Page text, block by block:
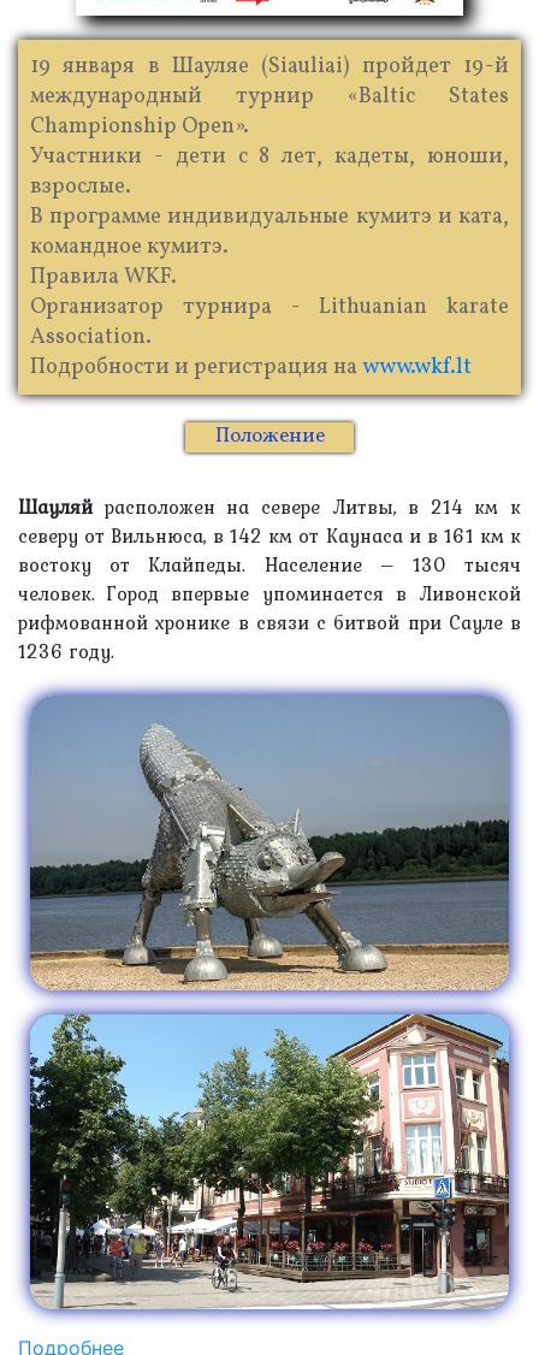
19 января в Шауляе (Siauliai) пройдет 19-й
международный турнир «Baltic States
Championship Open».
Участники - дети с 8 лет, кадеты, юноши,
взрослые.
В программе индивидуальные кумитэ и ката,
командное кумитэ.
Правила WKF.
Организатор турнира - Lithuanian karate
Аssociation.
Подробности и регистрация на www.wkf.lt
Положение
Шауляйрасположен на севере Литвы, в 214 км к
северу от Вильнюса, в 142 км от Каунаса и в 161 км к
востоку от Клайпеды. Население – 130 тысяч
человек. Город впервые упоминается в Ливонской
рифмованной хронике в связи с битвой при Сауле в
1236 году.
Подробнее